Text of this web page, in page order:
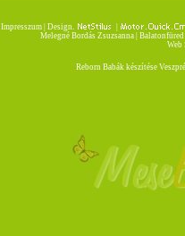
Impresszum | Design.
Melegné Bordás Zsuzsanna |
Web
Reborn Babák készítése